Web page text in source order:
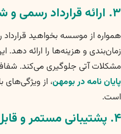
۳. ارائه قرارداد رسمی و شفافیت مالی
همواره از موسسه بخواهید
زمان‌بندی و هزینه‌ها را ارائه دهد.
مشکلات آتی جلوگیری می‌کند.
پایان نامه در بومهن، از
است.
۴. پشتیبانی مستمر و قابل دسترس